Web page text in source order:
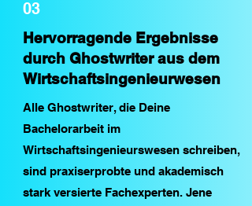
03
Hervorragende Ergebnisse
durch Ghostwriter aus dem
Wirtschaftsingenieurwesen
Alle Ghostwriter, die Deine
Bachelorarbeit im
Wirtschaftsingenieurswesen schreiben,
sind praxiserprobte und akademisch
stark versierte Fachexperten.Jene